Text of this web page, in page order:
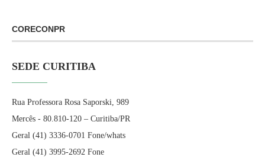
CORECONPR
SEDE CURITIBA
Rua Professora Rosa Saporski, 989
Mercês - 80.810-120 – Curitiba/PR
Geral (41) 3336-0701 Fone/whats
Geral (41) 3995-2692 Fone